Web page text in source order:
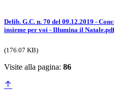
Delib. G.C. n. 70 del 09.12.2019 -
insieme per voi - Illumina il
(176.07 KB)
Visite alla pagina: 86